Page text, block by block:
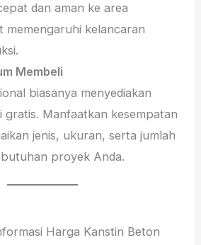
dan aman ke area
memengaruhi kelancaran
Membeli
biasanya menyediakan
gratis. Manfaatkan kesempatan
jenis, ukuran, serta jumlah
proyek Anda.
Harga Kanstin Beton